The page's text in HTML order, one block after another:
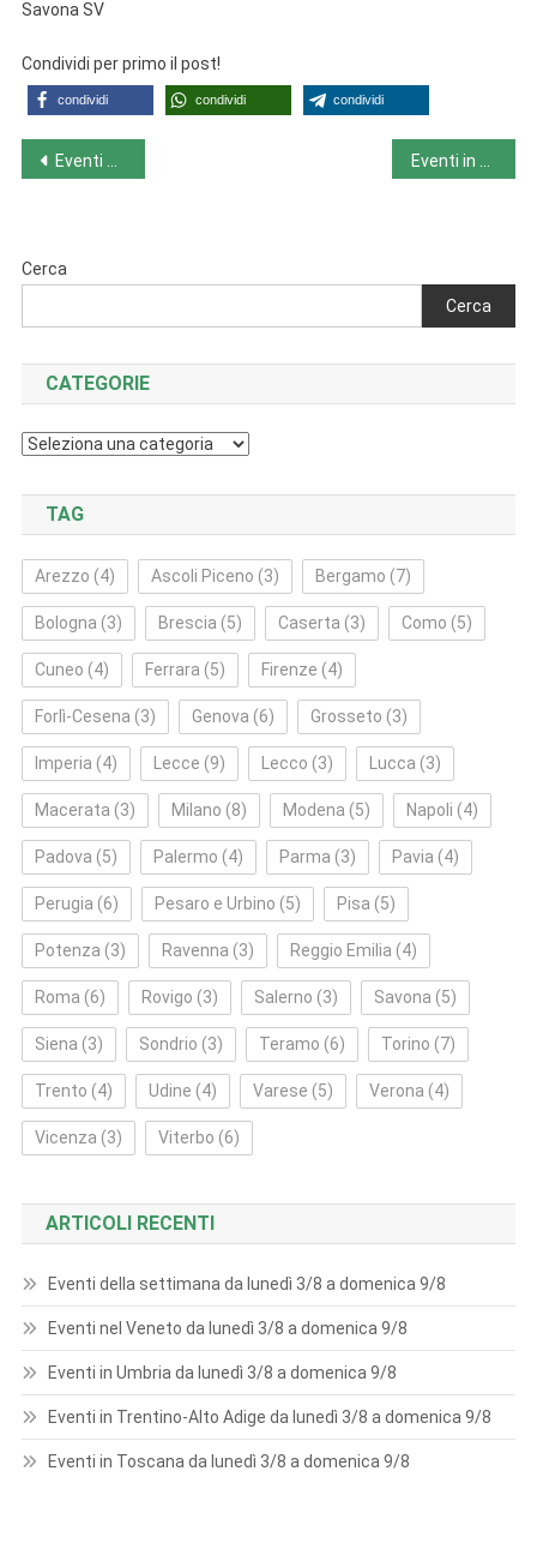
Savona SV
Condividi per primo il post!
condividi condividi condividi
Navigazione
Eventi nel Lazio da lunedì 18/12 a domenica 24/12
Cerca
Cerca
CATEGORIE
Categorie
TAG
Arezzo (4) Ascoli Piceno (3) Bergamo (7)
Bologna (3) Brescia (5) Caserta (3) Como (5)
Cuneo (4) Ferrara (5) Firenze (4)
Forlì‑Cesena (3) Genova (6) Grosseto (3)
Imperia (4) Lecce (9) Lecco (3) Lucca (3)
Macerata (3) Milano (8) Modena (5) Napoli (4)
Padova (5) Palermo (4) Parma (3) Pavia (4)
Perugia (6) Pesaro e Urbino (5) Pisa (5)
Potenza (3) Ravenna (3) Reggio Emilia (4)
Roma (6) Rovigo (3) Salerno (3) Savona (5)
Siena (3) Sondrio (3) Teramo (6) Torino (7)
Trento (4) Udine (4) Varese (5) Verona (4)
Vicenza (3) Viterbo (6)
ARTICOLI RECENTI
Eventi della settimana da lunedì 3/8 a domenica 9/8
Eventi nel Veneto da lunedì 3/8 a domenica 9/8
Eventi in Umbria da lunedì 3/8 a domenica 9/8
Eventi in Trentino-Alto Adige da lunedì 3/8 a domenica 9/8
Eventi in Toscana da lunedì 3/8 a domenica 9/8